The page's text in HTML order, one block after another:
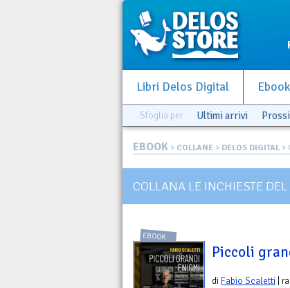
Libri Delos Digital Ebook
Sfoglia per Ultimi arrivi
EBOOK > COLLANE > DELOS DIGITAL >
COLLANA LE INCHIESTE
EBOOK
Piccoli
di Fabio Scaletti |